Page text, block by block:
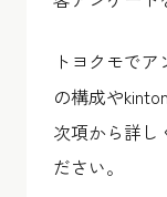
トヨクモで
の構成や
次項から詳し
ださい。